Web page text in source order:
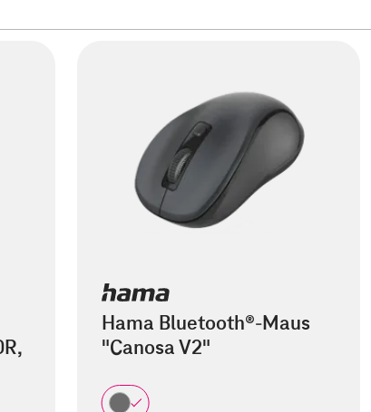
Hama Bluetooth®-Maus
"Canosa V2"